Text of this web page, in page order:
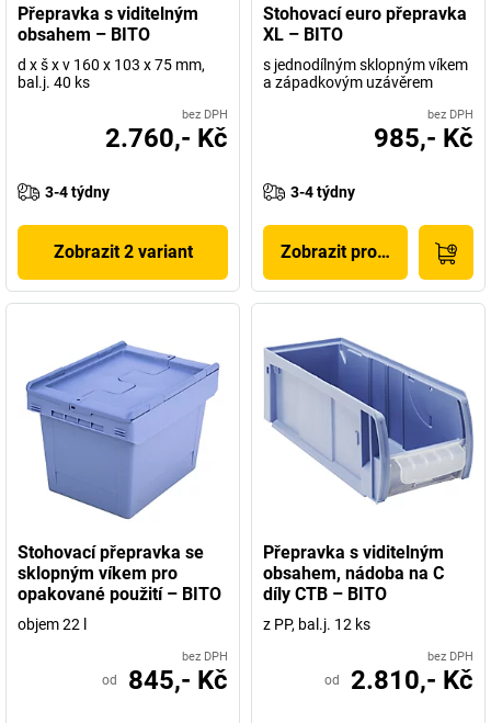
Přepravka s viditelným
obsahem – BITO
d x š x v 160 x 103 x 75 mm,
bal.j. 40 ks
bez DPH
2.760,- Kč
3-4 týdny
Zobrazit 2 variant
Stohovací euro přepravka
XL – BITO
s jednodílným sklopným víkem
a západkovým uzávěrem
bez DPH
985,- Kč
3-4 týdny
Zobrazit produkt
Stohovací přepravka se
sklopným víkem pro
opakované použití – BITO
objem 22 l
bez DPH
od 845,- Kč
Přepravka s viditelným
obsahem, nádoba na C
díly CTB – BITO
z PP, bal.j. 12 ks
bez DPH
od 2.810,- Kč